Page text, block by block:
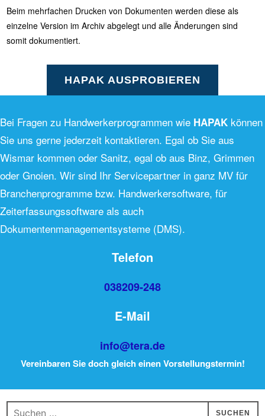
Beim mehrfachen Drucken von Dokumenten werden diese als
einzelne Version im Archiv abgelegt und alle Änderungen sind
somit dokumentiert.
HAPAK AUSPROBIEREN
Bei Fragen zu Handwerkerprogrammen wie HAPAK können
Sie uns gerne jederzeit kontaktieren. Egal ob Sie aus
Wismar kommen oder Sanitz, egal ob aus Binz, Grimmen
oder Gnoien. Wir sind Ihr Servicepartner in ganz MV für
Branchenprogramme bzw. Handwerkersoftware, für
Zeiterfassungssoftware als auch
Dokumentenmanagementsysteme (DMS).
Telefon
038209-248
E-Mail
info@tera.de
Vereinbaren Sie doch gleich einen Vorstellungstermin!
Suchen